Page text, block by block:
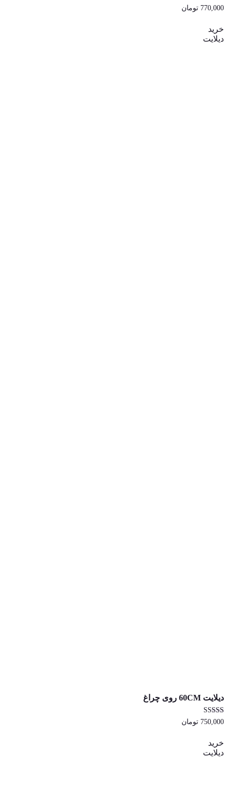
امتیاز
5.00
770,000 تومان
خرید
دیلایت
دیلایت 60CM روی چراغ
امتیاز
4.00
750,000 تومان
خرید
دیلایت